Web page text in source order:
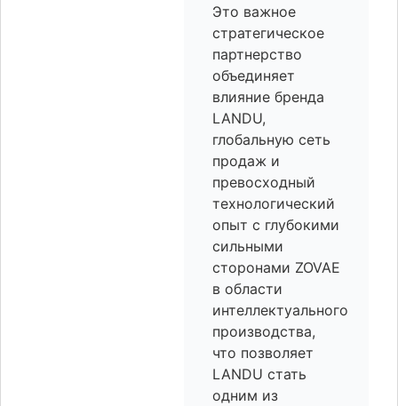
Это важное
стратегическое
партнерство
объединяет
влияние бренда
LANDU,
глобальную сеть
продаж и
превосходный
технологический
опыт с глубокими
сильными
сторонами ZOVAE
в области
интеллектуального
производства,
что позволяет
LANDU стать
одним из